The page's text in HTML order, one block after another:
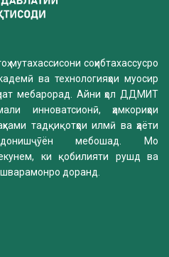
мутахассисони соҳибтахассусро
ва технологияҳои муосир
мебарорад. Айни ҳол ДДМИТ
инноватсионӣ, ҳамкориҳои
тадқиқотҳои илмӣ ва ҳаёти
мебошад. Мо
ки қобилияти рушд ва
доранд.